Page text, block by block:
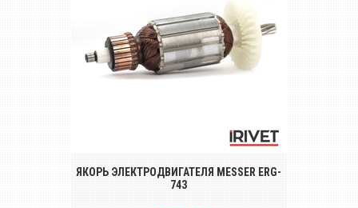
ЯКОРЬ ЭЛЕКТРОДВИГАТЕЛЯ MESSER ERG-
743